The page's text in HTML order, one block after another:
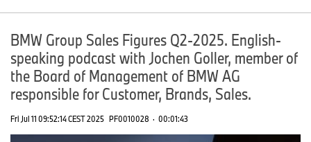
BMW Group Sales Figures Q2-2025. English-
speaking podcast with Jochen Goller, member of
the Board of Management of BMW AG
responsible for Customer, Brands, Sales.
Fri Jul 11 09:52:14 CEST 2025 PF0010028 · 00:01:43